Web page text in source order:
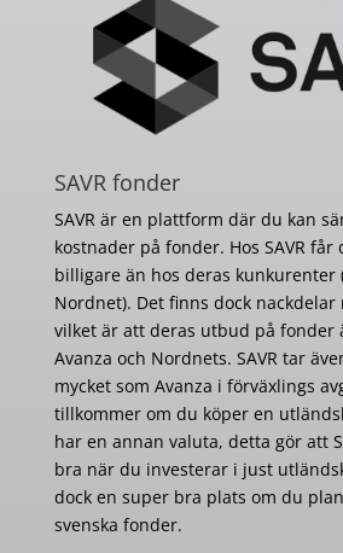
SAVR fonder
SAVR är en plattform där du kan
kostnader på fonder. Hos SAVR
billigare än hos deras kunkurenter
Nordnet). Det finns dock nackdelar
vilket är att deras utbud på fonder
Avanza och Nordnets. SAVR tar
mycket som Avanza i förväxlings
tillkommer om du köper en
har en annan valuta, detta gör att
bra när du investerar i just
dock en super bra plats om du
svenska fonder.